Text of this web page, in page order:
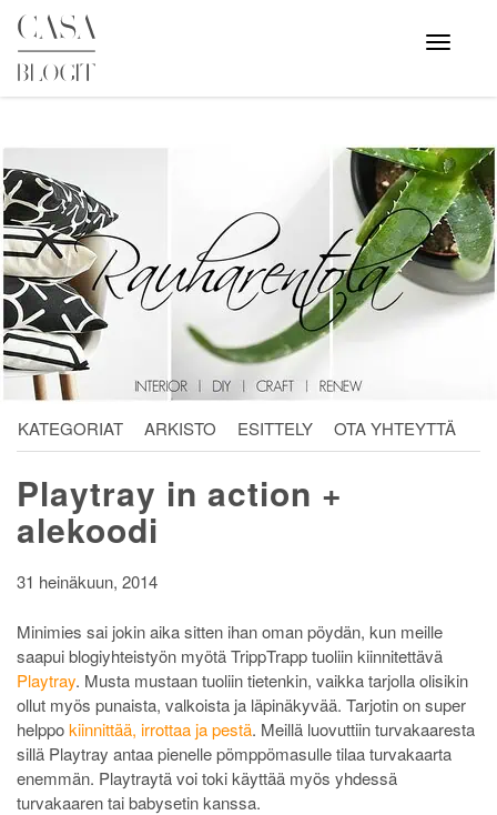
Skip
content
Avaa
valikko
KATEGORIAT ARKISTO ESITTELY OTA YHTEYTTÄ
Playtray in action +
alekoodi
31 heinäkuun, 2014
Minimies sai jokin aika sitten ihan oman pöydän, kun meille
saapui blogiyhteistyön myötä TrippTrapp tuoliin kiinnitettävä
Playtray. Musta mustaan tuoliin tietenkin, vaikka tarjolla olisikin
ollut myös punaista, valkoista ja läpinäkyvää. Tarjotin on super
helppokiinnittää, irrottaa ja pestä. Meillä luovuttiin turvakaaresta
sillä Playtray antaa pienelle pömppömasulle tilaa turvakaarta
enemmän. Playtraytä voi toki käyttää myös yhdessä
turvakaaren tai babysetin kanssa.